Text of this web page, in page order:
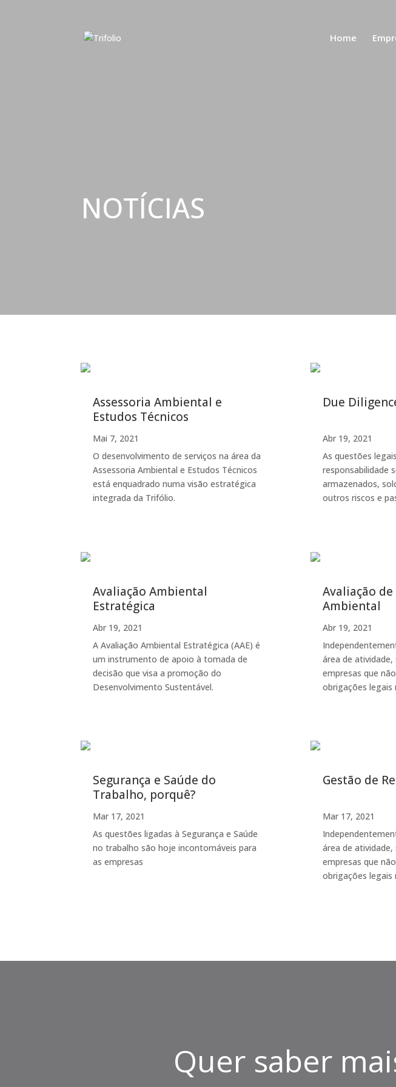
Home
NOTÍCIAS
Assessoria Ambiental e
Estudos Técnicos
Mai 7, 2021
O desenvolvimento de serviços na área da
Assessoria Ambiental e Estudos Técnicos
está enquadrado numa visão estratégica
integrada da Trifólio.
Avaliação Ambiental
Estratégica
Abr 19, 2021
A Avaliação Ambiental Estratégica (AAE) é
um instrumento de apoio à tomada de
decisão que visa a promoção do
Desenvolvimento Sustentável.
Segurança e Saúde do
Trabalho, porquê?
Mar 17, 2021
As questões ligadas à Segurança e Saúde
no trabalho são hoje incontornáveis para
as empresas
Due
Abr 19, 2021
As questões
responsabilidade
armazenados,
outros riscos e
Avaliação
Ambiental
Abr 19, 2021
área de
empresas que
obrigações
Gestão de
Mar 17, 2021
área de
empresas que
obrigações
Quer saber